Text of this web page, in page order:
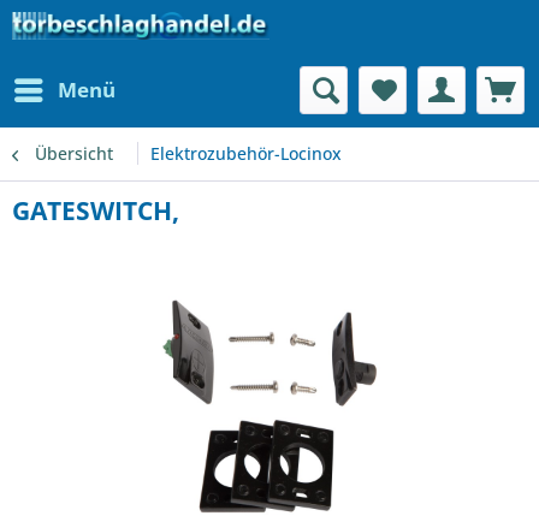
Menü
Übersicht Elektrozubehör-Locinox
GATESWITCH,